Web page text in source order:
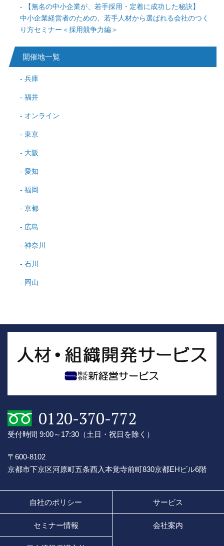
【無名の中小企業が、若手採用・定着に成功した秘訣】
中小企業経営者のための、若手人材から選ばれる会社のつく
り方セミナー＜採用競争力編＞
開催地一覧
兵庫
福井
オンライン
東京
大阪
愛知
福岡
京都
広島
神奈川
石川
岡山
0120-370-772
受付時間 9:00～17:30 （土日・祝日を除く）
〒600-8102
京都市下京区河原町五条西入本覚寺前町830京都EHビル6階
自社のポリシー サービス
セミナー情報 会社案内